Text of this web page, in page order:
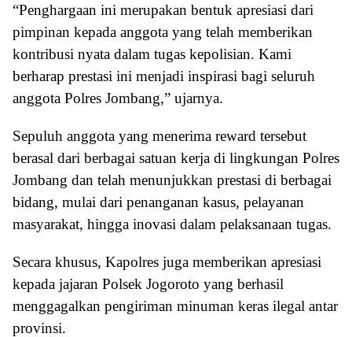
“Penghargaan ini merupakan bentuk apresiasi dari
pimpinan kepada anggota yang telah memberikan
kontribusi nyata dalam tugas kepolisian. Kami
berharap prestasi ini menjadi inspirasi bagi seluruh
anggota Polres Jombang,” ujarnya.
Sepuluh anggota yang menerima reward tersebut
berasal dari berbagai satuan kerja di lingkungan Polres
Jombang dan telah menunjukkan prestasi di berbagai
bidang, mulai dari penanganan kasus, pelayanan
masyarakat, hingga inovasi dalam pelaksanaan tugas.
Secara khusus, Kapolres juga memberikan apresiasi
kepada jajaran Polsek Jogoroto yang berhasil
menggagalkan pengiriman minuman keras ilegal antar
provinsi.